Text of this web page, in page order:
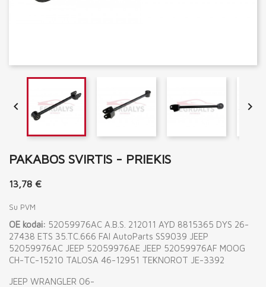
 
PAKABOS SVIRTIS - PRIEKIS
13,78 €
Su PVM
OE kodai: 52059976AC A.B.S. 212011 AYD 8815365 DYS 26-
27438 ETS 35.TC.666 FAI AutoParts SS9039 JEEP
52059976AC JEEP 52059976AE JEEP 52059976AF MOOG
CH-TC-15210 TALOSA 46-12951 TEKNOROT JE-3392
JEEP WRANGLER 06-